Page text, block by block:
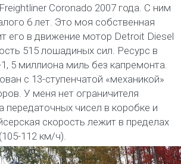
Coronado 2007 года. С ним
6 лет. Это моя собственная
его в движение мотор Detroit Diesel
515 лошадиных сил. Ресурс в
5 миллиона миль без капремонта.
с 13-ступенчатой «механикой»
У меня нет ограничителя
передаточных чисел в коробке и
скорость лежит в пределах
112 км/ч).